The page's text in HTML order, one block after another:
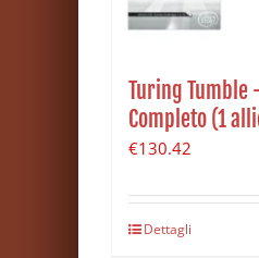
Turing Tumble
Completo (1
€130.42
Dettagli